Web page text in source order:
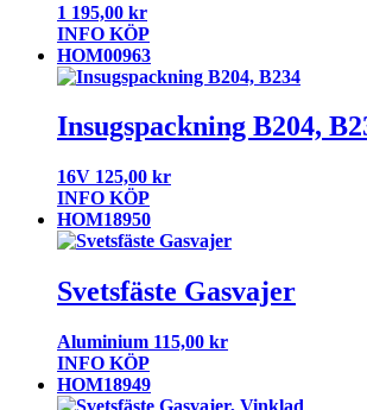
1 195,00 kr
INFO KÖP
HOM00963
Insugspackning B204,
16V 125,00 kr
INFO KÖP
HOM18950
Svetsfäste Gasvajer
Aluminium 115,00 kr
INFO KÖP
HOM18949